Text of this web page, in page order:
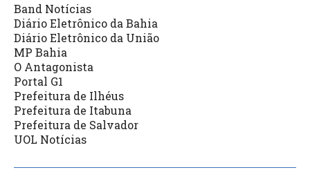
Band Notícias
Diário Eletrônico da Bahia
Diário Eletrônico da União
MP Bahia
O Antagonista
Portal G1
Prefeitura de Ilhéus
Prefeitura de Itabuna
Prefeitura de Salvador
UOL Notícias